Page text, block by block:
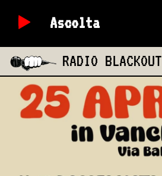
Ascolta
RADIO BLACKOUT